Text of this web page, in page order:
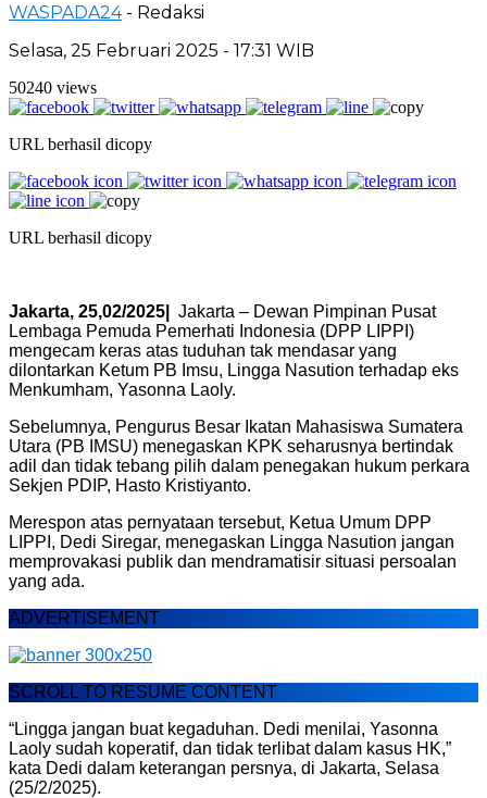
WASPADA24 - Redaksi
Selasa, 25 Februari 2025 - 17:31 WIB
50240 views
URL berhasil dicopy
URL berhasil dicopy
Jakarta, 25,02/2025|
Jakarta – Dewan Pimpinan Pusat
Lembaga Pemuda Pemerhati Indonesia (DPP LIPPI)
mengecam keras atas tuduhan tak mendasar yang
dilontarkan Ketum PB Imsu, Lingga Nasution terhadap eks
Menkumham, Yasonna Laoly.
Sebelumnya, Pengurus Besar Ikatan Mahasiswa Sumatera
Utara (PB IMSU) menegaskan KPK seharusnya bertindak
adil dan tidak tebang pilih dalam penegakan hukum perkara
Sekjen PDIP, Hasto Kristiyanto.
Merespon atas pernyataan tersebut, Ketua Umum DPP
LIPPI, Dedi Siregar, menegaskan Lingga Nasution jangan
memprovakasi publik dan mendramatisir situasi persoalan
yang ada.
ADVERTISEMENT
SCROLL TO RESUME CONTENT
“Lingga jangan buat kegaduhan. Dedi menilai, Yasonna
Laoly sudah koperatif, dan tidak terlibat dalam kasus HK,”
kata Dedi dalam keterangan persnya, di Jakarta, Selasa
(25/2/2025).